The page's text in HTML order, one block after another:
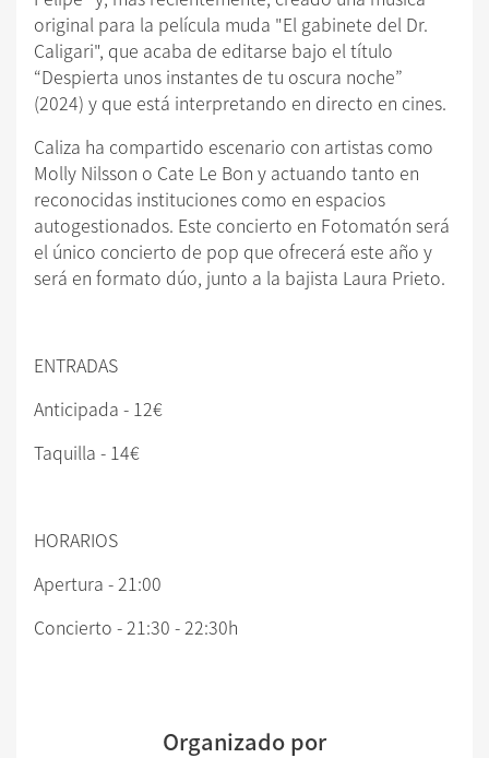
original para la película muda "El gabinete del Dr.
Caligari", que acaba de editarse bajo el título
“Despierta unos instantes de tu oscura noche”
(2024) y que está interpretando en directo en cines.
Caliza ha compartido escenario con artistas como
Molly Nilsson o Cate Le Bon y actuando tanto en
reconocidas instituciones como en espacios
autogestionados. Este concierto en Fotomatón será
el único concierto de pop que ofrecerá este año y
será en formato dúo, junto a la bajista Laura Prieto.
ENTRADAS
Anticipada - 12€
Taquilla - 14€
HORARIOS
Apertura - 21:00
Concierto - 21:30 - 22:30h
Organizado por